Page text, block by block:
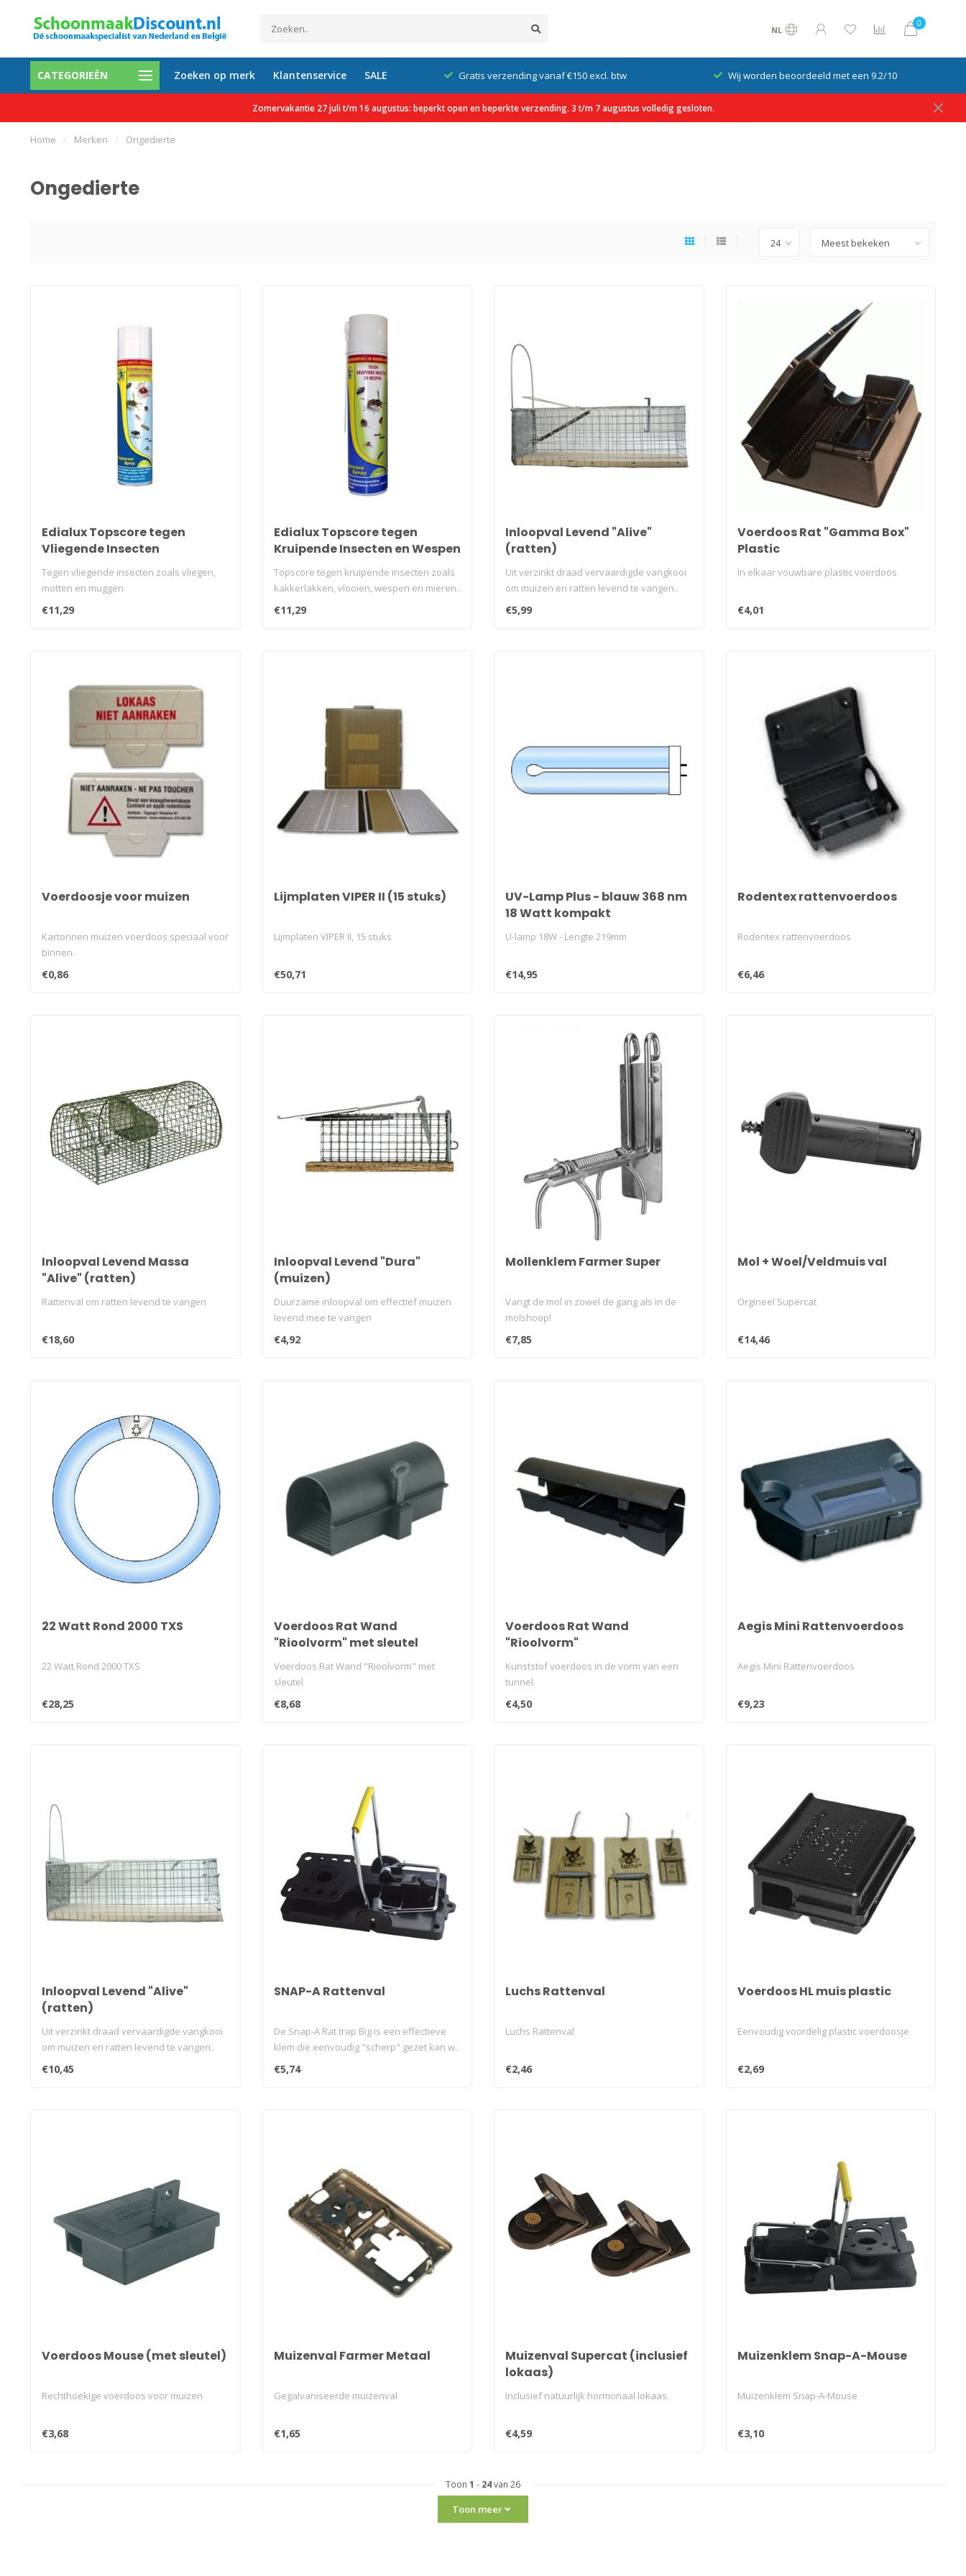
NL
0
CATEGORIEËN Zoeken op merk Klantenservice SALE
tevreden klanten Gratis verzending vanaf €150 excl. btw Wij worden beoordeeld met een 9.2/10 Op rekening betalen mogelijk
Zomervakantie 27 juli t/m 16 augustus: beperkt open en beperkte verzending. 3 t/m 7 augustus volledig gesloten.
Home / Merken / Ongedierte
Ongedierte
Edialux Topscore tegen
Vliegende Insecten
Tegen vliegende insecten zoals vliegen,
motten en muggen
€11,29
Edialux Topscore tegen
Kruipende Insecten en Wespen
Topscore tegen kruipende insecten zoals
kakkerlakken, vlooien, wespen en mieren..
€11,29
Inloopval Levend "Alive"
(ratten)
Uit verzinkt draad vervaardigde vangkooi
om muizen en ratten levend te vangen..
€5,99
Voerdoos Rat "Gamma Box"
Plastic
In elkaar vouwbare plastic voerdoos
€4,01
Voerdoosje voor muizen
Kartonnen muizen voerdoos speciaal voor
binnen.
€0,86
Lijmplaten VIPER II (15 stuks)
Lijmplaten VIPER II, 15 stuks
€50,71
UV-Lamp Plus - blauw 368 nm
18 Watt kompakt
U-lamp 18W - Lengte 219mm
€14,95
Rodentex rattenvoerdoos
Rodentex rattenvoerdoos
€6,46
Inloopval Levend Massa
"Alive" (ratten)
Rattenval om ratten levend te vangen
€18,60
Inloopval Levend "Dura"
(muizen)
Duurzame inloopval om effectief muizen
levend mee te vangen
€4,92
Mollenklem Farmer Super
Vangt de mol in zowel de gang als in de
molshoop!
€7,85
Mol + Woel/Veldmuis val
Orgineel Supercat
€14,46
22 Watt Rond 2000 TXS
22 Watt Rond 2000 TXS
€28,25
Voerdoos Rat Wand
"Rioolvorm" met sleutel
Voerdoos Rat Wand "Rioolvorm" met
sleutel
€8,68
Voerdoos Rat Wand
"Rioolvorm"
Kunststof voerdoos in de vorm van een
tunnel.
€4,50
Aegis Mini Rattenvoerdoos
Aegis Mini Rattenvoerdoos
€9,23
Inloopval Levend "Alive"
(ratten)
Uit verzinkt draad vervaardigde vangkooi
om muizen en ratten levend te vangen..
€10,45
SNAP-A Rattenval
De Snap-A Rat trap Big is een effectieve
klem die eenvoudig "scherp" gezet kan w..
€5,74
Luchs Rattenval
Luchs Rattenval
€2,46
Voerdoos HL muis plastic
Eenvoudig voordelig plastic voerdoosje
€2,69
Voerdoos Mouse (met sleutel)
Rechthoekige voerdoos voor muizen
€3,68
Muizenval Farmer Metaal
Gegalvaniseerde muizenval
€1,65
Muizenval Supercat (inclusief
lokaas)
Inclusief natuurlijk hormonaal lokaas.
€4,59
Muizenklem Snap-A-Mouse
Muizenklem Snap-A-Mouse
€3,10
Toon 1 - 24van 26
Toon meer